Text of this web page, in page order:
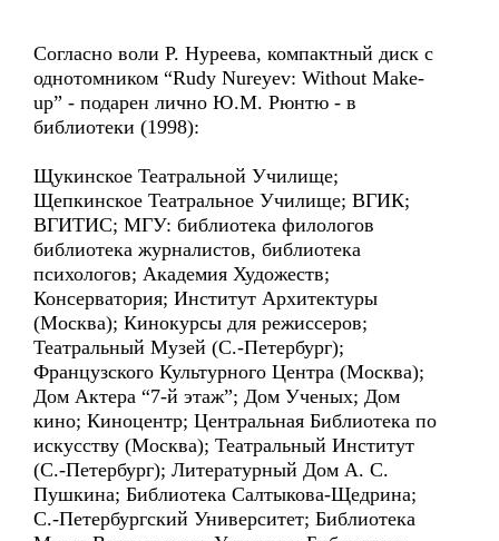
Согласно воли Р. Нуреева, компактный диск с
однотомником “Rudy Nureyev: Without Make-
up” - подарен лично Ю.М. Рюнтю - в
библиотеки (1998):
Щукинское Театральной Училище;
Щепкинское Театральное Училище; ВГИК;
ВГИТИС; МГУ: библиотека филологов
библиотека журналистов, библиотека
психологов; Академия Художеств;
Консерватория; Институт Архитектуры
(Москва); Кинокурсы для режиссеров;
Театральный Музей (С.-Петербург);
Французского Культурного Центра (Москва);
Дом Актера “7-й этаж”; Дом Ученых; Дом
кино; Киноцентр; Центральная Библиотека по
искусству (Москва); Театральный Институт
(С.-Петербург); Литературный Дом А. С.
Пушкина; Библиотека Салтыкова-Щедрина;
С.-Петербургский Университет; Библиотека